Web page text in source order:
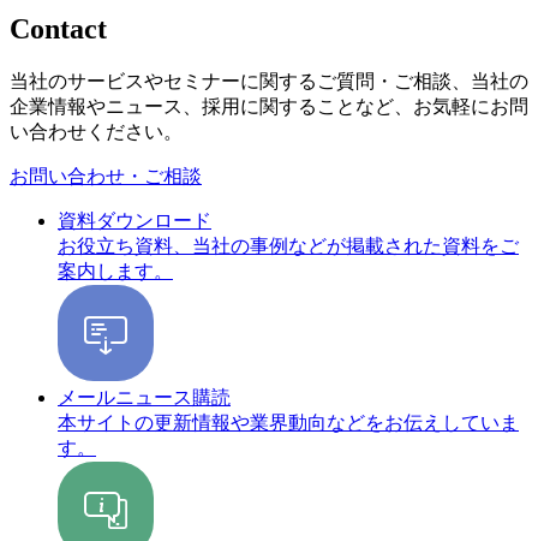
Contact
当社のサービスやセミナーに関するご質問・ご相談、当社の
企業情報やニュース、採用に関することなど、お気軽にお問
い合わせください。
お問い合わせ・ご相談
資料ダウンロード
お役立ち資料、当社の事例などが掲載された資料をご
案内します。
メールニュース購読
本サイトの更新情報や業界動向などをお伝えしていま
す。